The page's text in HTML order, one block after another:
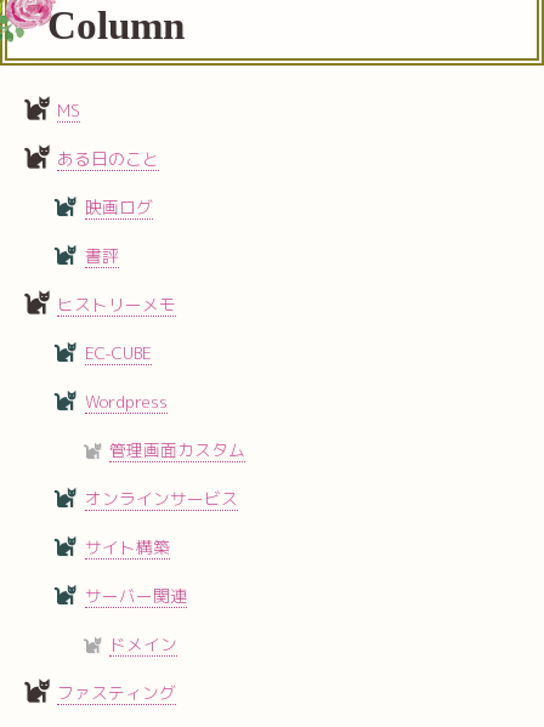
Column
MS
ある日のこと
映画ログ
書評
ヒストリーメモ
EC-CUBE
Wordpress
管理画面カスタム
オンラインサービス
サイト構築
サーバー関連
ドメイン
ファスティング